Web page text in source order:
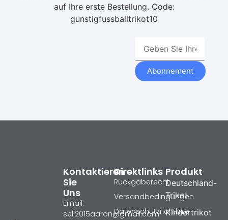
auf Ihre erste Bestellung. Code:
gunstigfussballtrikot10
Abonnement
Produkt
Deutschland-
Trikot
Kindertrikot
Direktlinks
Rückgaberecht
Versandbedingungen
Datenschutzrichtlinie
Kontaktieren
Sie
Uns
Email:
sell2015aaron@gmail.com